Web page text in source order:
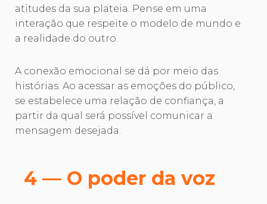
atitudes da sua plateia. Pense em uma
interação que respeite o modelo de mundo e
a realidade do outro.
A conexão emocional se dá por meio das
histórias. Ao acessar as emoções do público,
se estabelece uma relação de confiança, a
partir da qual será possível comunicar a
mensagem desejada.
4 — O poder da voz